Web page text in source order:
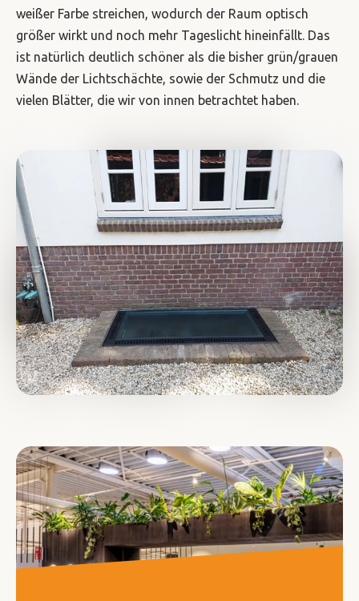
weißer Farbe streichen, wodurch der Raum optisch
größer wirkt und noch mehr Tageslicht hineinfällt. Das
ist natürlich deutlich schöner als die bisher grün/grauen
Wände der Lichtschächte, sowie der Schmutz und die
vielen Blätter, die wir von innen betrachtet haben.